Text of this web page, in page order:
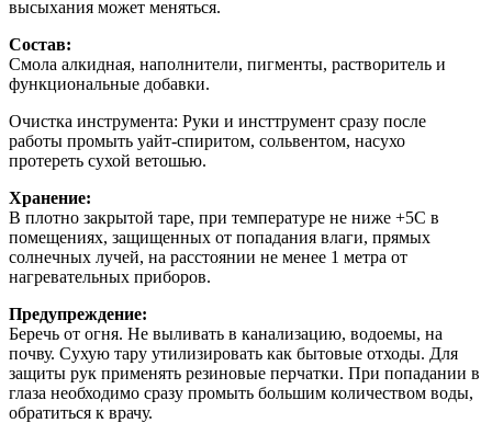
высыхания может меняться.
Состав:
Смола алкидная, наполнители, пигменты, растворитель и
функциональные добавки.
Очистка инструмента: Руки и инсттрумент сразу после
работы промыть уайт-спиритом, сольвентом, насухо
протереть сухой ветошью.
Хранение:
В плотно закрытой таре, при температуре не ниже +5С в
помещениях, защищенных от попадания влаги, прямых
солнечных лучей, на расстоянии не менее 1 метра от
нагревательных приборов.
Предупреждение:
Беречь от огня. Не выливать в канализацию, водоемы, на
почву. Сухую тару утилизировать как бытовые отходы. Для
защиты рук применять резиновые перчатки. При попадании в
глаза необходимо сразу промыть большим количеством воды,
обратиться к врачу.